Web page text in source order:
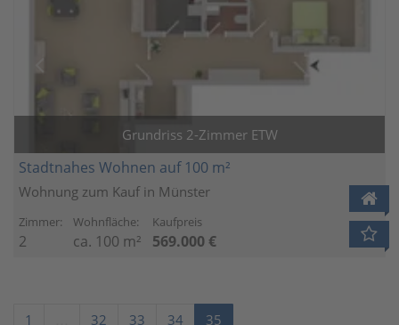
Grundriss 2-Zimmer ETW
Stadtnahes Wohnen auf 100 m²
Wohnung zum Kauf in Münster
Zimmer:
2
Wohnfläche:
ca. 100 m²
Kaufpreis
569.000 €
1 32 33 34 35